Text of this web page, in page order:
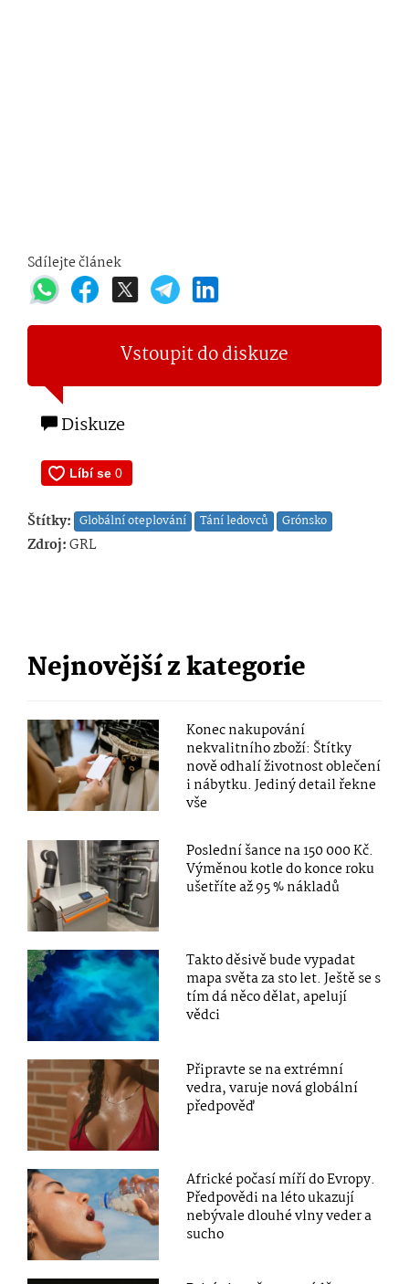
Sdílejte článek
Vstoupit do diskuze
Diskuze
Štítky: Globální oteplování Tání ledovců Grónsko
Zdroj:GRL
Nejnovější z kategorie
Konec nakupování
nekvalitního zboží: Štítky
nově odhalí životnost oblečení
i nábytku. Jediný detail řekne
vše
Poslední šance na 150 000 Kč.
Výměnou kotle do konce roku
ušetříte až 95 % nákladů
Takto děsivě bude vypadat
mapa světa za sto let. Ještě se s
tím dá něco dělat, apelují
vědci
Připravte se na extrémní
vedra, varuje nová globální
předpověď
Africké počasí míří do Evropy.
Předpovědi na léto ukazují
nebývale dlouhé vlny veder a
sucho